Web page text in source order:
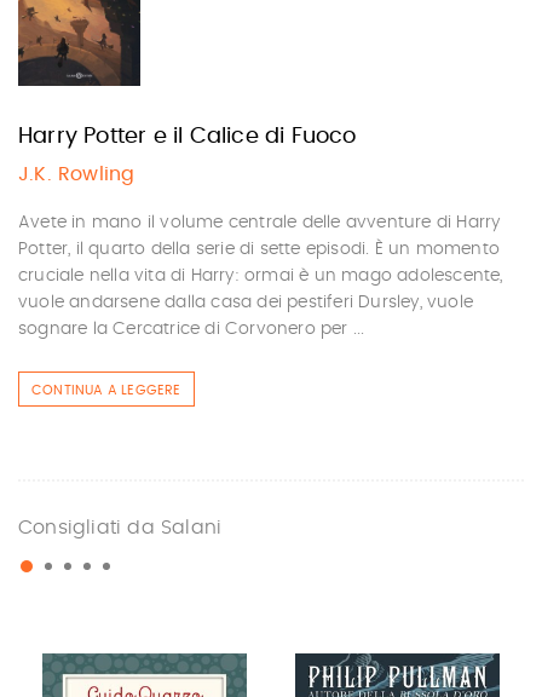
Harry Potter e il Calice di Fuoco
J.K. Rowling
Avete in mano il volume centrale delle avventure di Harry
Potter, il quarto della serie di sette episodi. È un momento
cruciale nella vita di Harry: ormai è un mago adolescente,
vuole andarsene dalla casa dei pestiferi Dursley, vuole
sognare la Cercatrice di Corvonero per ...
CONTINUA A LEGGERE
Consigliati da Salani